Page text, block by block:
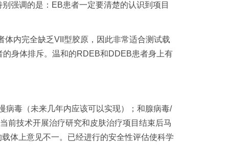
强调的是：EB患者一定要清楚的认识到项目
内完全缺乏VII型胶原，因此非常适合测试载
身体排斥。温和的RDEB和DDEB患者身上有
毒（未来几年内应该可以实现）；和腺病毒/
前技术开展治疗研究和皮肤治疗项目结束后马
体上意见不一。已经进行的安全性评估使科学